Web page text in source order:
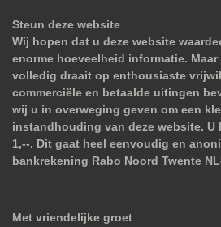
Steun deze website
Wij hopen dat u deze website
enorme hoeveelheid informatie.
volledig draait op enthousiaste
commerciële en betaalde uitingen
wij u in overweging geven om een
instandhouding van deze website. U
1,--. Dit gaat heel eenvoudig en
bankrekening Rabo Noord Twente
Met vriendelijke groet